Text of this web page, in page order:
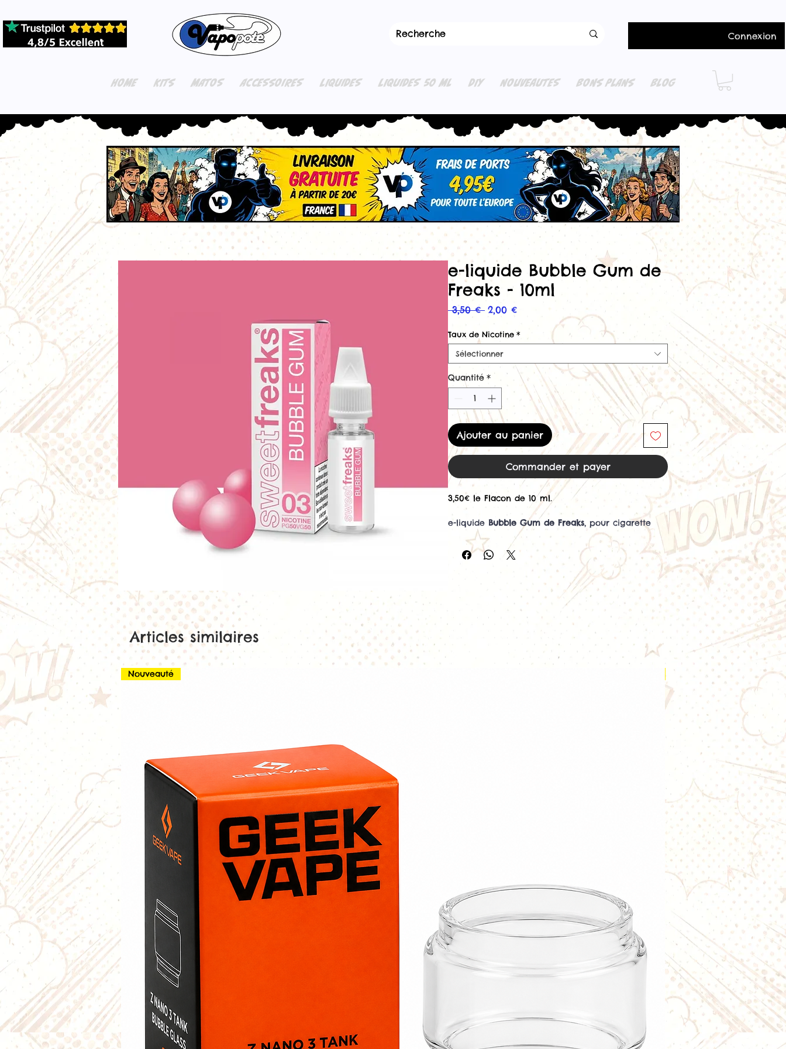
Connexion
HOME KITS MATOS ACCESSOIRES LIQUIDES LIQUIDES 50 ML DIY NOUVEAUTES BONS PLANS BLOG
e-liquide Bubble Gum de
Freaks - 10ml
3,50 € Prix
2,00 €Prix
promotionnel
Taux de Nicotine *
Sélectionner
Quantité *
Ajouter au panier
Commander et payer
3,50€ le Flacon de 10 ml.
e-liquide Bubble Gum de Freaks, pour cigarette
électronique
Le goût du Bubble Gum
par excellence, fruit de
mélange de fraises sucrées
Un goût inimitable qui saura trouver ses adeptes.
propose des e-liquides français d'une très
Articles similaires
Nouveauté Nouveauté